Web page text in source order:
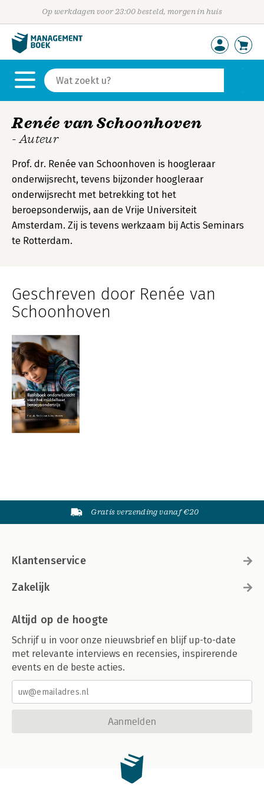
Op werkdagen voor 23:00 besteld, morgen in huis
Renée van Schoonhoven
- Auteur
Prof. dr. Renée van Schoonhoven is hoogleraar
onderwijsrecht, tevens bijzonder hoogleraar
onderwijsrecht met betrekking tot het
beroepsonderwijs, aan de Vrije Universiteit
Amsterdam. Zij is tevens werkzaam bij Actis Seminars
te Rotterdam.
Geschreven door Renée van
Schoonhoven
Gratis verzending vanaf €20
Klantenservice
Zakelijk
Altijd op de hoogte
Schrijf u in voor onze nieuwsbrief en blijf up-to-date
met relevante interviews en recensies, inspirerende
events en de beste acties.
Aanmelden